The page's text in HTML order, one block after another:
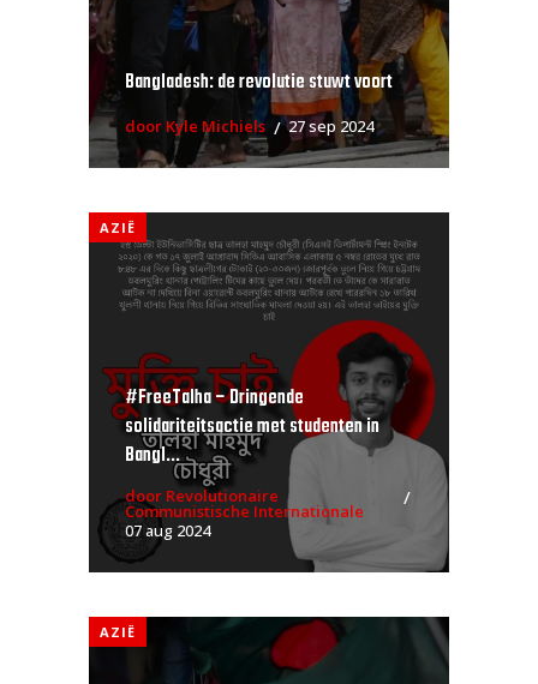
Bangladesh: de revolutie stuwt voort
door Kyle Michiels 27 sep 2024
AZIË
#FreeTalha – Dringende
solidariteitsactie met studenten in
Bangl...
door Revolutionaire
Communistische Internationale
07 aug 2024
AZIË